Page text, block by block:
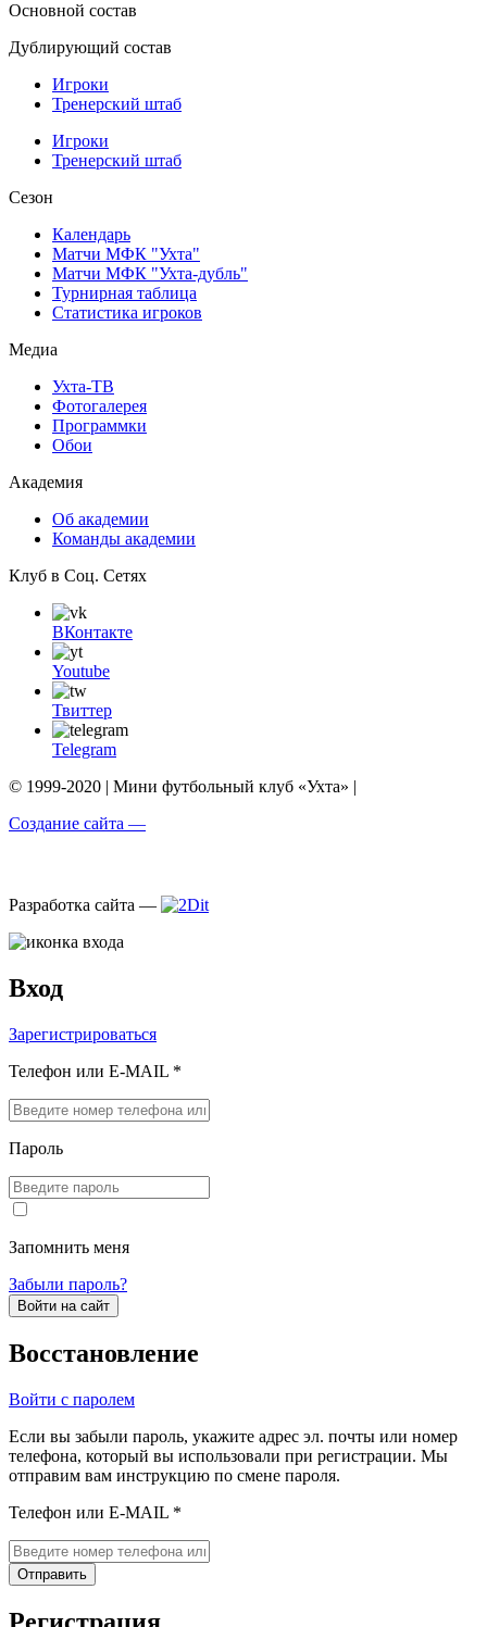
Основной состав
Дублирующий состав
Игроки
Тренерский штаб
Игроки
Тренерский штаб
Сезон
Календарь
Матчи МФК "Ухта"
Матчи МФК "Ухта-дубль"
Турнирная таблица
Статистика игроков
Медиа
Ухта-ТВ
Фотогалерея
Программки
Обои
Академия
Об академии
Команды академии
Клуб в Соц. Сетях
ВКонтакте
Youtube
Твиттер
Telegram
© 1999-2020 | Мини футбольный клуб «Ухта» |
Создание сайта —
Разработка сайта —
Вход
Зарегистрироваться
Телефон или E-MAIL *
Пароль
Запомнить меня
Забыли пароль?
Войти на сайт
Восстановление
Войти с паролем
Если вы забыли пароль, укажите адрес эл. почты или номер
телефона, который вы использовали при регистрации. Мы
отправим вам инструкцию по смене пароля.
Телефон или E-MAIL *
Отправить